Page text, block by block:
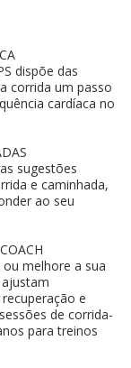
dispõe das
corrida um passo
cardíaca no
sugestões
e caminhada,
ao seu
melhore a sua
e
de corrida-
para treinos